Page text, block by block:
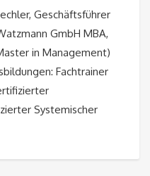
Geschäftsführer
GmbH MBA,
in Management)
Fachtrainer
Systemischer